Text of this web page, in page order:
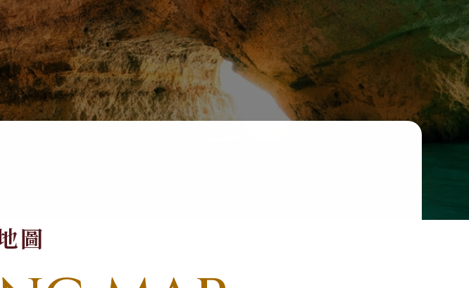
郵輪、河輪系列
極地郵輪
海島
峇里島．科摩多島
馬爾地夫
美洲
美國．加拿大
墨西哥
郵輪、河輪系
列
極地郵輪
圖